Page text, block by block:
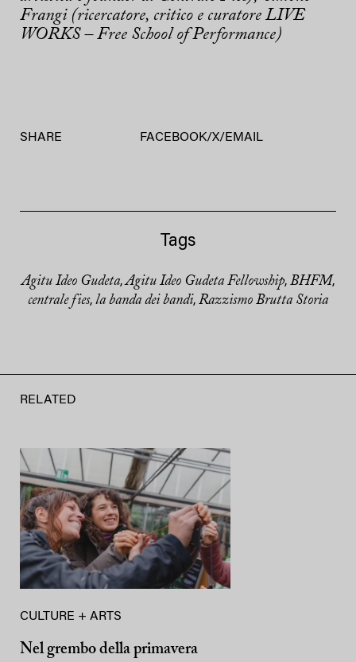
Frangi (ricercatore, critico e curatore LIVE
WORKS – Free School of Performance)
SHARE FACEBOOK/X/ EMAIL
Tags
Agitu Ideo Gudeta,Agitu Ideo Gudeta Fellowship, BHFM,
centrale fies, la banda dei bandi, Razzismo Brutta Storia
RELATED
CULTURE + ARTS
Nel grembo della primavera